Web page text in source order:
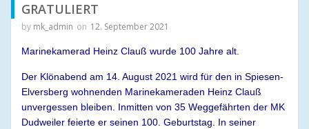
GRATULIERT
by mk_admin on 12. September 2021
Marinekamerad Heinz Clauß wurde 100 Jahre alt.
Der Klönabend am 14. August 2021 wird für den in Spiesen-
Elversberg wohnenden Marinekameraden Heinz Clauß
unvergessen bleiben. Inmitten von 35 Weggefährten der MK
Dudweiler feierte er seinen 100. Geburtstag. In seiner